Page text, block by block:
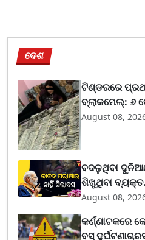
ଦେଶ
ଟିଣ୍ଡରରେ
ବ୍ଲାକମେଲ୍: ୬
August 08,
ବଦଳୁଥିବା
ଶିଖୁଥିବା
August 08,
କର୍ଣ୍ଣାଟକରେ
ବସ୍